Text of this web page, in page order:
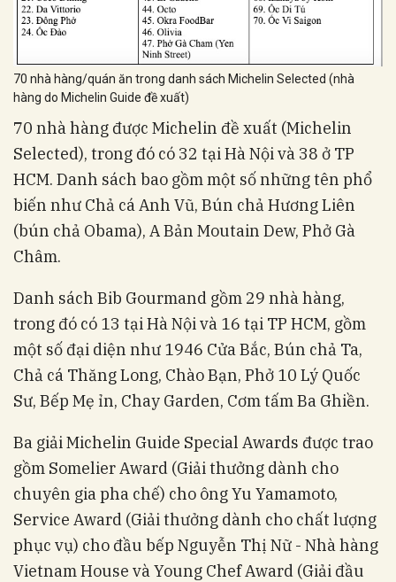
70 nhà hàng/quán ăn trong danh sách Michelin Selected (nhà
hàng do Michelin Guide đề xuất)
70 nhà hàng được Michelin đề xuất (Michelin
Selected), trong đó có 32 tại Hà Nội và 38 ở TP
HCM. Danh sách bao gồm một số những tên phổ
biến như Chả cá Anh Vũ, Bún chả Hương Liên
(bún chả Obama), A Bản Moutain Dew, Phở Gà
Châm.
Danh sách Bib Gourmand gồm 29 nhà hàng,
trong đó có 13 tại Hà Nội và 16 tại TP HCM, gồm
một số đại diện như 1946 Cửa Bắc, Bún chả Ta,
Chả cá Thăng Long, Chào Bạn, Phở 10 Lý Quốc
Sư, Bếp Mẹ ỉn, Chay Garden, Cơm tấm Ba Ghiền.
Ba giải Michelin Guide Special Awards được trao
gồm Somelier Award (Giải thưởng dành cho
chuyên gia pha chế) cho ông Yu Yamamoto,
Service Award (Giải thưởng dành cho chất lượng
phục vụ) cho đầu bếp Nguyễn Thị Nữ - Nhà hàng
Vietnam House và Young Chef Award (Giải đầu